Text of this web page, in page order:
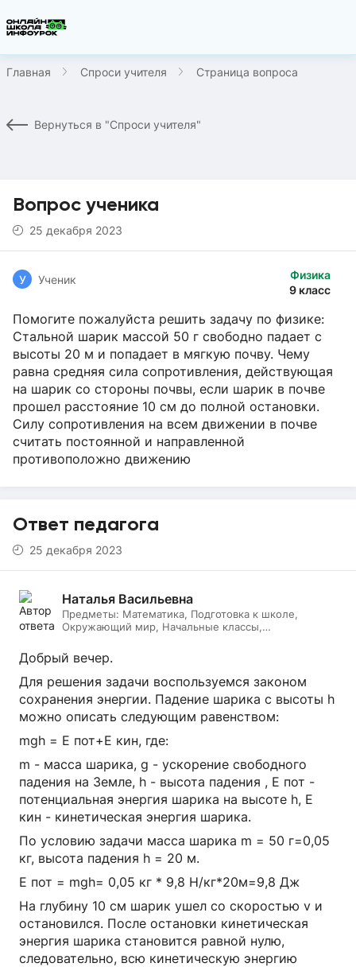
Главная Спроси учителя Страница вопроса
Вернуться в "Спроси учителя"
Вопрос ученика
25 декабря 2023
Физика
9 класс
У Ученик
Помогите пожалуйста решить задачу по физике:
Стальной шарик массой 50 г свободно падает с
высоты 20 м и попадает в мягкую почву. Чему
равна средняя сила сопротивления, действующая
на шарик со стороны почвы, если шарик в почве
прошел расстояние 10 см до полной остановки.
Силу сопротивления на всем движении в почве
считать постоянной и направленной
противоположно движению
Ответ педагога
25 декабря 2023
Наталья Васильевна
Предметы: Математика, Подготовка к школе,
Окружающий мир, Начальные классы,
Добрый вечер.
Для решения задачи воспользуемся законом
сохранения энергии. Падение шарика с высоты h
можно описать следующим равенством:
mgh = Е пот+Е кин, где:
m - масса шарика, g - ускорение свободного
падения на Земле, h - высота падения , Е пот -
потенциальная энергия шарика на высоте h, Е
кин - кинетическая энергия шарика.
По условию задачи масса шарика m = 50 г=0,05
кг, высота падения h = 20 м.
Е пот = mgh= 0,05 кг * 9,8 H/кг*20м=9,8 Дж
На глубину 10 см шарик ушел со скоростью v и
остановился. После остановки кинетическая
энергия шарика становится равной нулю,
следовательно, всю кинетическую энергию